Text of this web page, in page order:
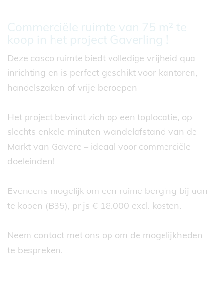
Omschrijving
Commerciële ruimte van 75 m² te
koop in het project Gaverling !
Deze casco ruimte biedt volledige vrijheid qua
inrichting en is perfect geschikt voor kantoren,
handelszaken of vrije beroepen.
Het project bevindt zich op een toplocatie, op
slechts enkele minuten wandelafstand van de
Markt van Gavere – ideaal voor commerciële
doeleinden!
Eveneens mogelijk om een ruime berging bij aan
te kopen (B35), prijs € 18.000 excl. kosten.
Neem contact met ons op om de mogelijkheden
te bespreken.